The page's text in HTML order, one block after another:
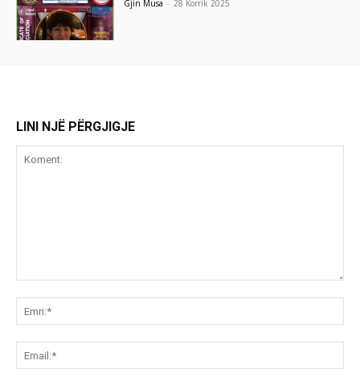
Gjin Musa - 28 Korrik 2025
LINI NJË PËRGJIGJE